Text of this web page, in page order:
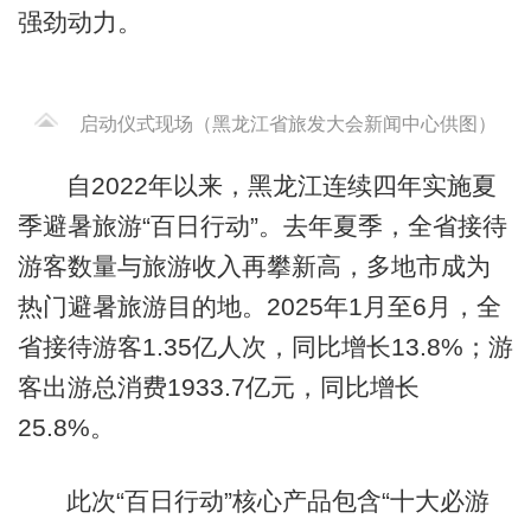
强劲动力。
启动仪式现场（黑龙江省旅发大会新闻中心供图）
自2022年以来，黑龙江连续四年实施夏
季避暑旅游“百日行动”。去年夏季，全省接待
游客数量与旅游收入再攀新高，多地市成为
热门避暑旅游目的地。2025年1月至6月，全
省接待游客1.35亿人次，同比增长13.8%；游
客出游总消费1933.7亿元，同比增长
25.8%。
此次“百日行动”核心产品包含“十大必游